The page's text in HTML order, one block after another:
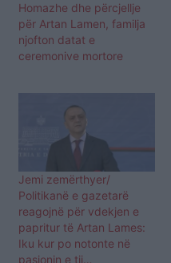
Homazhe dhe përcjellje
për Artan Lamen, familja
njofton datat e
ceremonive mortore
Jemi zemërthyer/
Politikanë e gazetarë
reagojnë për vdekjen e
papritur të Artan Lames:
Iku kur po notonte në
pasionin e tij…